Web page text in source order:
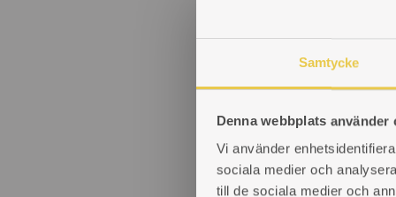
Samtycke
Denna webbplats använder
Vi använder
sociala medier och
till de sociala medier och
favoritfunktion.
installatören: